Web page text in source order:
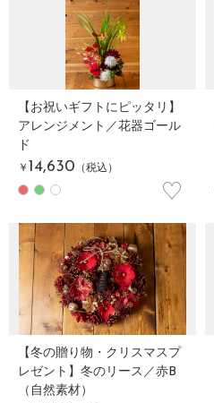
【お祝いギフトにピッタリ】
アレンジメント／花器ゴール
ド
￥ 14,630 （税込）
♡
【冬の贈り物・クリスマスプ
レゼント】冬のリース／赤B
（自然素材）